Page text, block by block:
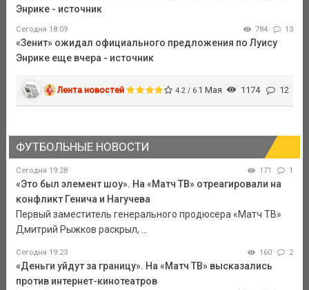
Энрике - источник
Сегодня 18:09 784 13
«Зенит» ожидал официального предложения по Луису
Энрике еще вчера - источник
Лента новостей 4.2 / 6 1 Мая 1174 12
ФУТБОЛЬНЫЕ НОВОСТИ
Сегодня 19:28 171 1
«Это был элемент шоу». На «Матч ТВ» отреагировали на
конфликт Генича и Нагучева
Первый заместитель генерального продюсера «Матч ТВ»
Дмитрий Рыжков раскрыл, ...
Сегодня 19:23 160 2
«Деньги уйдут за границу». На «Матч ТВ» высказались
против интернет-кинотеатров